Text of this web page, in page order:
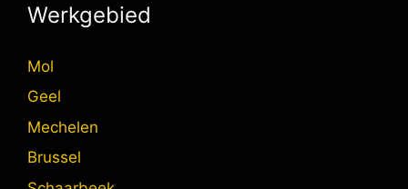
Werkgebied
Mol
Geel
Mechelen
Brussel